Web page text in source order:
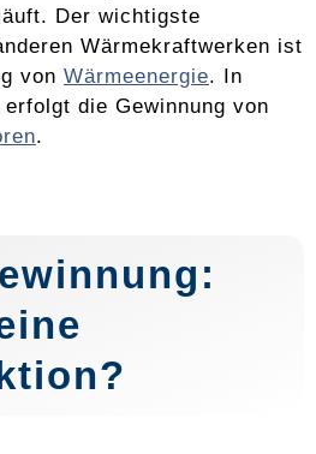
Der wichtigste
Wärmekraftwerken ist
von Wärmeenergie. In
die Gewinnung von
.